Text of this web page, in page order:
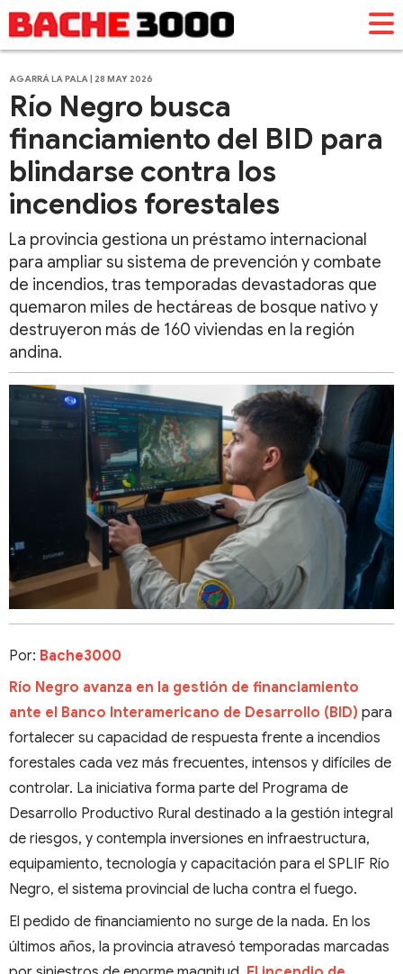
AGARRÁ LA PALA | 28 MAY 2026
Río Negro busca
financiamiento del BID para
blindarse contra los
incendios forestales
La provincia gestiona un préstamo internacional
para ampliar su sistema de prevención y combate
de incendios, tras temporadas devastadoras que
quemaron miles de hectáreas de bosque nativo y
destruyeron más de 160 viviendas en la región
andina.
Por: Bache3000
Río Negro avanza en la gestión de financiamiento
ante el Banco Interamericano de Desarrollo (BID) para
fortalecer su capacidad de respuesta frente a incendios
forestales cada vez más frecuentes, intensos y difíciles de
controlar. La iniciativa forma parte del Programa de
Desarrollo Productivo Rural destinado a la gestión integral
de riesgos, y contempla inversiones en infraestructura,
equipamiento, tecnología y capacitación para el SPLIF Río
Negro, el sistema provincial de lucha contra el fuego.
El pedido de financiamiento no surge de la nada. En los
últimos años, la provincia atravesó temporadas marcadas